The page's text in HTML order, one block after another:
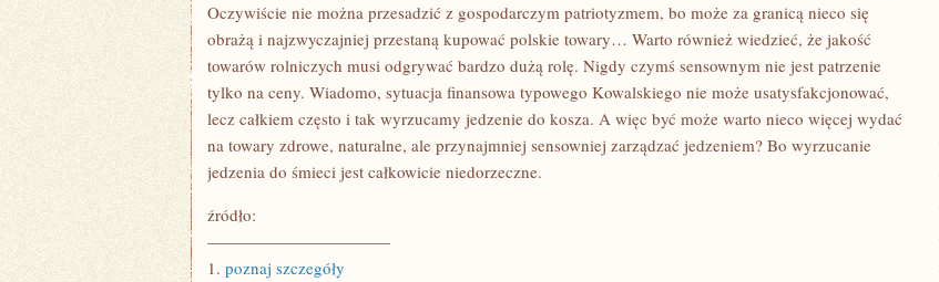
Oczywiście nie można przesadzić z gospodarczym patriotyzmem, bo może za granicą nieco się
obrażą i najzwyczajniej przestaną kupować polskie towary… Warto również wiedzieć, że jakość
towarów rolniczych musi odgrywać bardzo dużą rolę. Nigdy czymś sensownym nie jest patrzenie
tylko na ceny. Wiadomo, sytuacja finansowa typowego Kowalskiego nie może usatysfakcjonować,
lecz całkiem często i tak wyrzucamy jedzenie do kosza. A więc być może warto nieco więcej wydać
na towary zdrowe, naturalne, ale przynajmniej sensowniej zarządzać jedzeniem? Bo wyrzucanie
jedzenia do śmieci jest całkowicie niedorzeczne.
źródło:
———————————
1. poznaj szczegóły